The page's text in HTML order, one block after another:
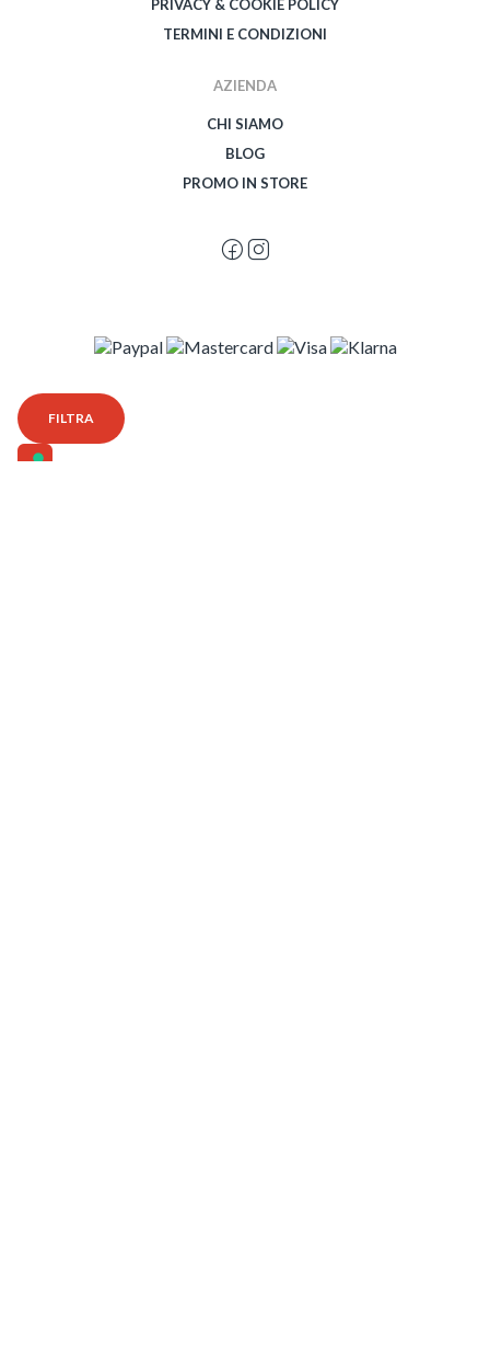
FILTRA
PRIVACY & COOKIE POLICY
TERMINI E CONDIZIONI
AZIENDA
CHI SIAMO
BLOG
PROMO IN STORE
© 2026 Spegetti Visione Superba - Frasimo SRL - P.Iva 02435950999 - Tutti i